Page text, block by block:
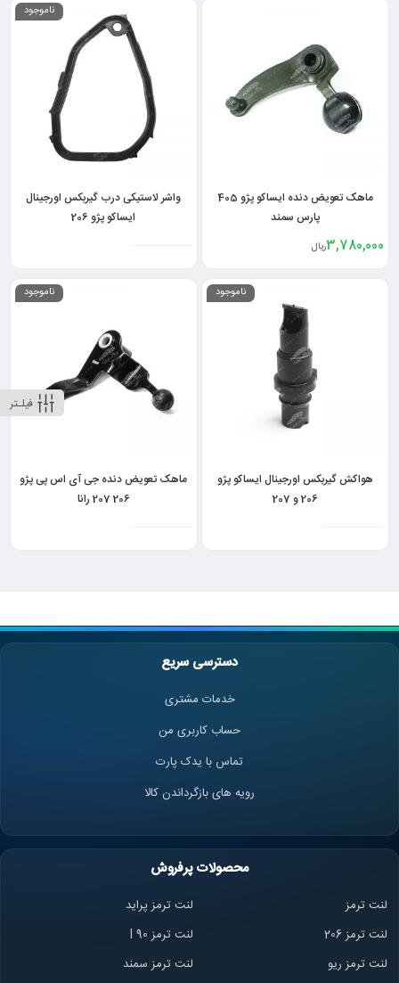
فیلـتر
ماهک تعویض دنده ایساکو پژو 405
پارس سمند
3,780,000ریال
ناموجود
واشر لاستیکی درب گیربکس اورجینال
ایساکو پژو 206
ناموجود
هواکش گیربکس اورجینال ایساکو پژو
206 و 207
ناموجود
ماهک تعویض دنده جی آی اس پی پژو
206 207 رانا
دسترسی سریع
خدمات مشتری
حساب کاربری من
تماس با یدک پارت
رویه های بازگرداندن کالا
محصولات پرفروش
لنت ترمز
لنت ترمز پراید
لنت ترمز 206
لنت ترمز l 90
لنت ترمز ریو
لنت ترمز سمند